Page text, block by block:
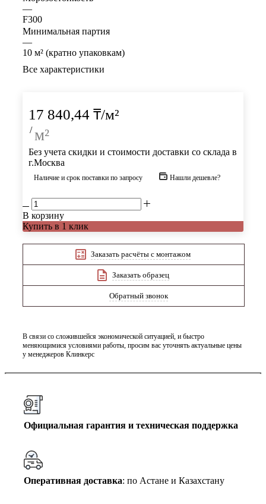
—
F300
Минимальная партия
—
10 м² (кратно упаковкам)
Все характеристики
17 840,44 ₸/м²
/ м²
Без учета скидки и стоимости доставки со склада в
г.Москва
Наличие и срок поставки по запросу Нашли дешевле?
В корзину
Купить в 1 клик
Заказать расчёты с монтажом
Заказать образец
Обратный звонок
В связи со сложившейся экономической ситуацией, и быстро
меняющимися условиями работы, просим вас уточнять актуальные цены
у менеджеров Клинкерс
Официальная гарантия и техническая поддержка
Оперативная доставка: по Астане и Казахстану